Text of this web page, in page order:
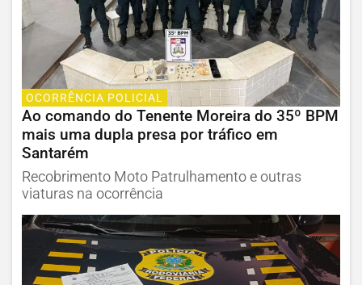
OCORRÊNCIA POLICIAL
Ao comando do Tenente Moreira do 35º BPM
mais uma dupla presa por tráfico em
Santarém
Recobrimento Moto Patrulhamento e outras
viaturas na ocorrência